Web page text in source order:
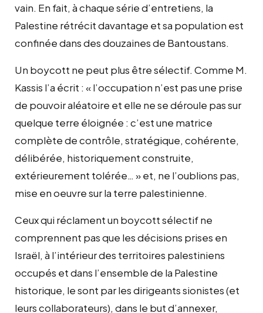
vain. En fait, à chaque série d’entretiens, la
Palestine rétrécit davantage et sa population est
confinée dans des douzaines de Bantoustans.
Un boycott ne peut plus être sélectif. Comme M.
Kassis l’a écrit : « l’occupation n’est pas une prise
de pouvoir aléatoire et elle ne se déroule pas sur
quelque terre éloignée : c’est une matrice
complète de contrôle, stratégique, cohérente,
délibérée, historiquement construite,
extérieurement tolérée… » et, ne l’oublions pas,
mise en oeuvre sur la terre palestinienne.
Ceux qui réclament un boycott sélectif ne
comprennent pas que les décisions prises en
Israël, à l’intérieur des territoires palestiniens
occupés et dans l’ensemble de la Palestine
historique, le sont par les dirigeants sionistes (et
leurs collaborateurs), dans le but d’annexer,